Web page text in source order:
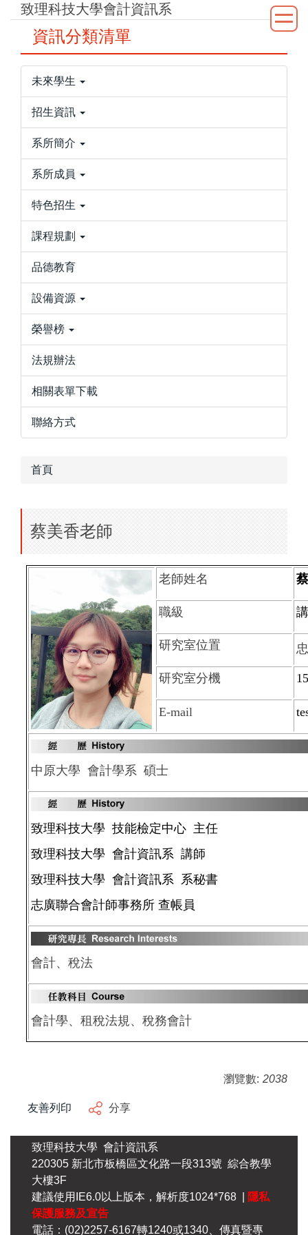
致理科技大學會計資訊系
資訊分類清單
未來學生
招生資訊
系所簡介
系所成員
特色招生
課程規劃
品德教育
設備資源
榮譽榜
法規辦法
相關表單下載
聯絡方式
首頁
蔡美香老師
老師姓名
職級
研究室位置
研究室分機
E-mail
中原大學 會計學系 碩士
致理科技大學 技能檢定中心 主任
致理科技大學 會計資訊系 講師
致理科技大學 會計資訊系 系秘書
志廣聯合會計師事務所 查帳員
會計、稅法
會計學、租稅法規、稅務會計
瀏覽數: 2038
友善列印 分享
致理科技大學 會計資訊系
220305 新北市板橋區文化路一段313號 綜合教學
大樓3F
建議使用IE6.0以上版本，解析度1024*768 |
隱私
保護服務及宣告
電話：(02)2257-6167轉1240或1340、傳真暨專